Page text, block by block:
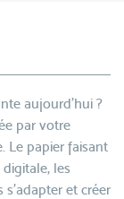
aujourd’hui ?
par votre
Le papier faisant
les
et créer